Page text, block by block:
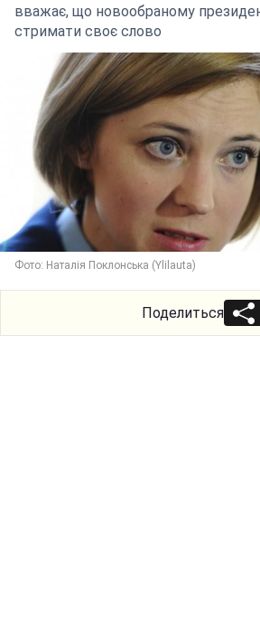
вважає, що новообраному
стримати своє слово
Фото: Наталія Поклонська (Ylilauta)
Поделиться